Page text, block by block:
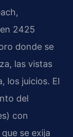
2425
donde se
las vistas
los juicios. El
del
con
se exija